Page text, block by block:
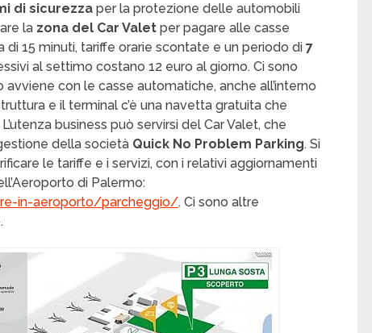
di sicurezza per la protezione delle automobili
la zona del Car Valet per pagare alle casse
di 15 minuti, tariffe orarie scontate e un periodo di 7
al settimo costano 12 euro al giorno. Ci sono
con le casse automatiche, anche all’interno
e il terminal c’è una navetta gratuita che
business può servirsi del Car Valet, che
della società Quick No Problem Parking. Si
le tariffe e i servizi, con i relativi aggiornamenti
di Palermo:
in-aeroporto/parcheggio/. Ci sono altre